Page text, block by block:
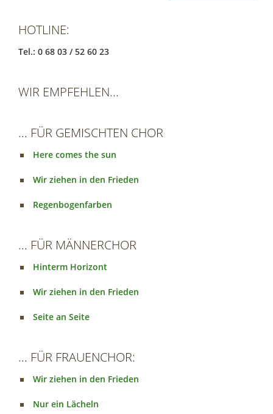
HOTLINE:
Tel.: 0 68 03 / 52 60 23
WIR EMPFEHLEN...
... FÜR GEMISCHTEN CHOR
Here comes the sun
Wir ziehen in den Frieden
Regenbogenfarben
... FÜR MÄNNERCHOR
Hinterm Horizont
Wir ziehen in den Frieden
Seite an Seite
... FÜR FRAUENCHOR:
Wir ziehen in den Frieden
Nur ein Lächeln